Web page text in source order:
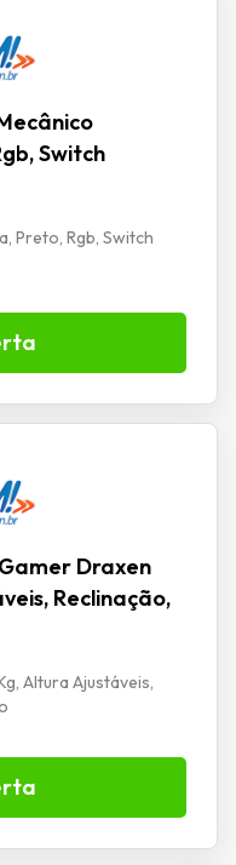
Switch
Preto, Rgb, Switch
Draxen
Reclinação,
Altura Ajustáveis,